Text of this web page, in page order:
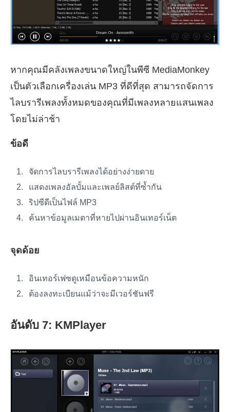
หากคุณมีคลังเพลงขนาดใหญ่ในพีซี MediaMonkey
เป็นตัวเลือกเครื่องเล่น MP3 ที่ดีที่สุด สามารถจัดการ
ไลบรารีเพลงทั้งหมดของคุณที่มีเพลงหลายแสนเพลง
โดยไม่ล่าช้า
ข้อดี
จัดการไลบรารีเพลงได้อย่างง่ายดาย
แสดงเพลงอัลบั้มและเพลย์ลิสต์ที่ซ้ำกัน
ริปซีดีเป็นไฟล์ MP3
ค้นหาข้อมูลเมตาที่หายไปผ่านอินเทอร์เน็ต
จุดด้อย
อินเทอร์เฟซดูเหมือนข้อความหนัก
ต้องลงทะเบียนแม้ว่าจะมีเวอร์ชันฟรี
อันดับ 7: KMPlayer